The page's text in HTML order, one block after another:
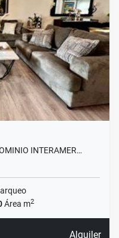
INTERAMER…
Área m2
Alquiler